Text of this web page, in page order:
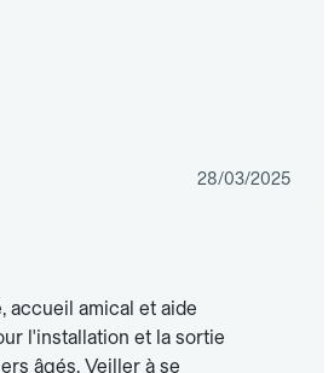
28/03/2025
accueil amical et aide
l'installation et la sortie
âgés. Veiller à se